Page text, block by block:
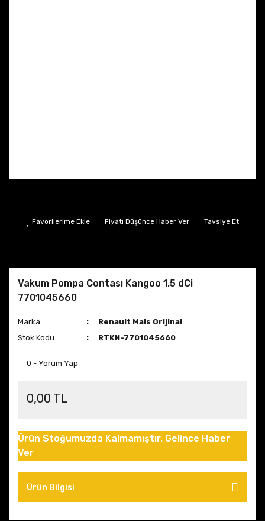
Fiyatı Düşünce Haber Ver Tavsiye Et
Vakum Pompa Contası Kangoo 1.5 dCi
7701045660
Marka
Renault Mais Orijinal
Stok Kodu
RTKN-7701045660
0 - Yorum Yap
0,00 TL
Ürün Stoğumuzda Kalmamıştır. Gelince Haber
Ver
Ürün Bilgisi